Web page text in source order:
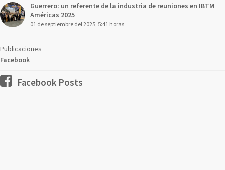
Guerrero: un referente de la industria de reuniones en IBTM
Américas 2025
01 de septiembre del 2025, 5:41 horas
Publicaciones
Facebook
Facebook Posts